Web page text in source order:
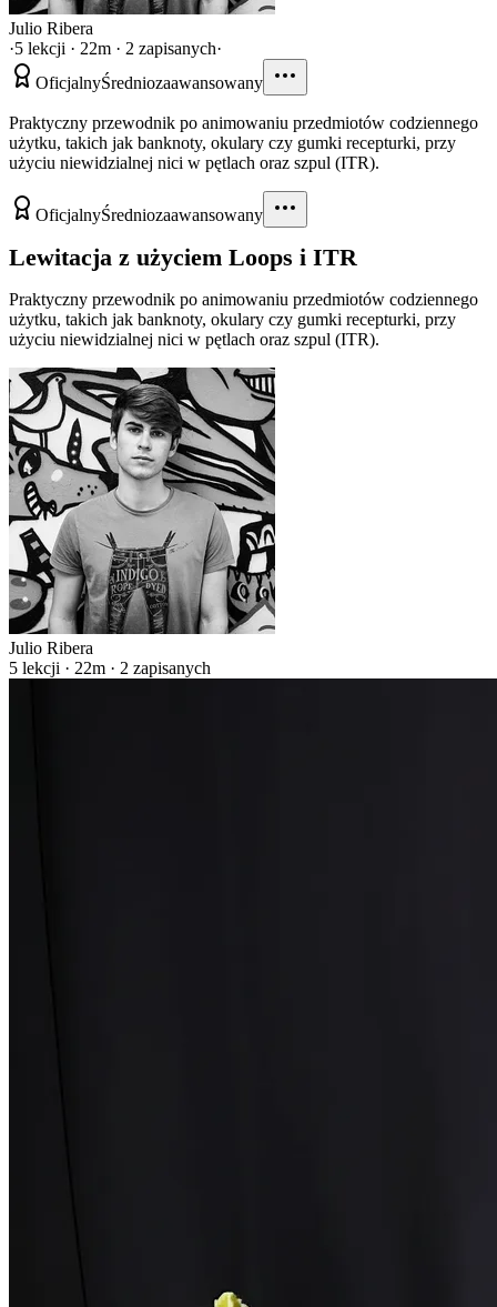
Julio Ribera
·5 lekcji · 22m · 2 zapisanych·
OficjalnyŚredniozaawansowany
Praktyczny przewodnik po animowaniu przedmiotów codziennego
użytku, takich jak banknoty, okulary czy gumki recepturki, przy
użyciu niewidzialnej nici w pętlach oraz szpul (ITR).
OficjalnyŚredniozaawansowany
Lewitacja z użyciem Loops i ITR
Praktyczny przewodnik po animowaniu przedmiotów codziennego
użytku, takich jak banknoty, okulary czy gumki recepturki, przy
użyciu niewidzialnej nici w pętlach oraz szpul (ITR).
Julio Ribera
5 lekcji · 22m · 2 zapisanych